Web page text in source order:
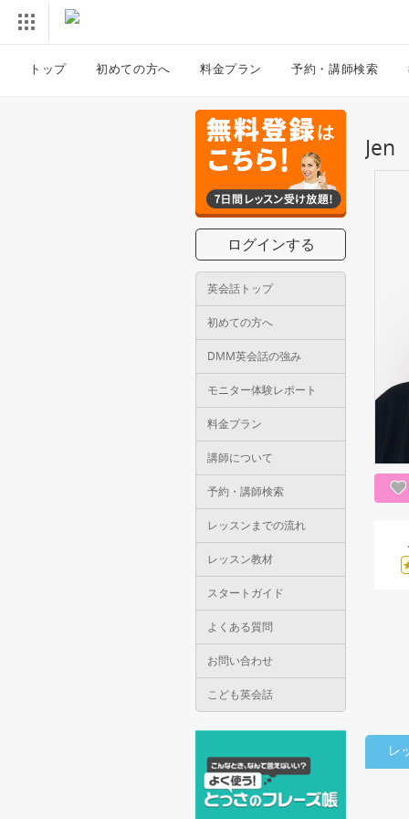
トップ 初めての方へ 料金プラン 予約・講師検索
ログインする
英会話トップ
初めての方へ
DMM英会話の強み
モニター体験レポート
料金プラン
講師について
予約・講師検索
レッスンまでの流れ
レッスン教材
スタートガイド
よくある質問
お問い合わせ
こども英会話
Jen
レ